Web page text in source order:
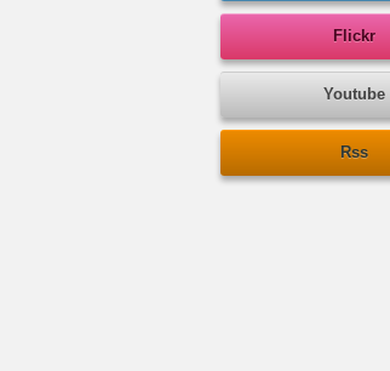
Flickr
Youtube
Rss